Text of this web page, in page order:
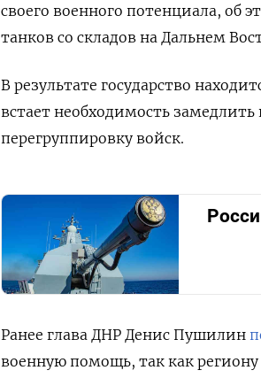
своего военного потенциала, об
танков со складов на Дальнем
В результате государство
встает необходимость
перегруппировку войск.
Ранее глава ДНР Денис Пушилин
военную помощь, так как